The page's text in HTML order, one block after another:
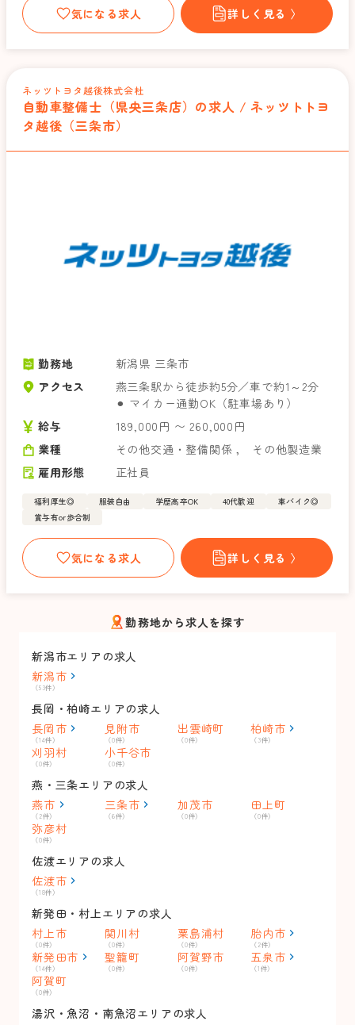
気になる求人 詳しく見る 〉
ネッツトヨタ越後株式会杜
自動車整備士（県央三条店）の求人 / ネッツトトヨ
タ越後（三条市）
勤務地
新潟県 三条市
アクセス
燕三条駅から徒歩約5分／車で約1～2分
⚫︎ マイカー通勤OK（駐車場あり）
給与
189,000円 〜 260,000円
業種
その他交通・整備関係，
その他製造業
雇用形態
正社員
福利厚生◎ 服装自由 学歴高卒OK 40代歓迎
車バイク◎
賞与有or歩合制
気になる求人 詳しく見る 〉
勤務地から求人を探す
新潟市エリアの求人
新潟市
（53件）
長岡・柏崎エリアの求人
長岡市
（14件）
見附市
（0件）
出雲崎町
（0件）
柏崎市
（3件）
刈羽村
（0件）
小千谷市
（0件）
燕・三条エリアの求人
燕市
（2件）
三条市
（6件）
加茂市
（0件）
田上町
（0件）
弥彦村
（0件）
佐渡エリアの求人
佐渡市
（18件）
新発田・村上エリアの求人
村上市
（0件）
関川村
（0件）
粟島浦村
（0件）
胎内市
（2件）
新発田市
（14件）
聖籠町
（0件）
阿賀野市
（0件）
五泉市
（1件）
阿賀町
（0件）
湯沢・魚沼・南魚沼エリアの求人